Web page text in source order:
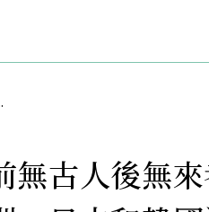
無古人後無